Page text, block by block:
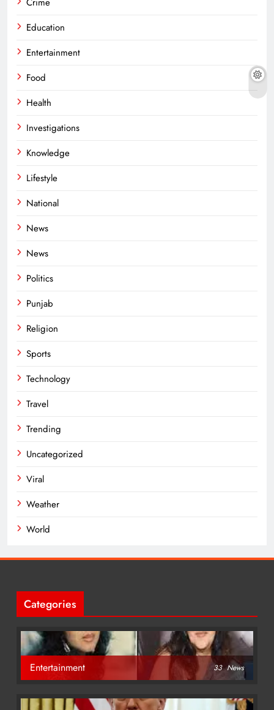
Education
Entertainment
Food
Health
Investigations
Knowledge
Lifestyle
National
News
News
Politics
Punjab
Religion
Sports
Technology
Travel
Trending
Uncategorized
Viral
Weather
World
Categories
Entertainment 33 News